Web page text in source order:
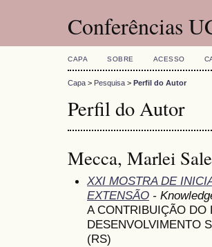
Conferências
CAPA SOBRE ACESSO
Capa > Pesquisa > Perfil do Autor
Perfil do Autor
Mecca, Marlei
XXI MOSTRA DE
EXTENSÃO -
A CONTRIBUIÇÃO DO
DESENVOLVIMENTO
(RS)